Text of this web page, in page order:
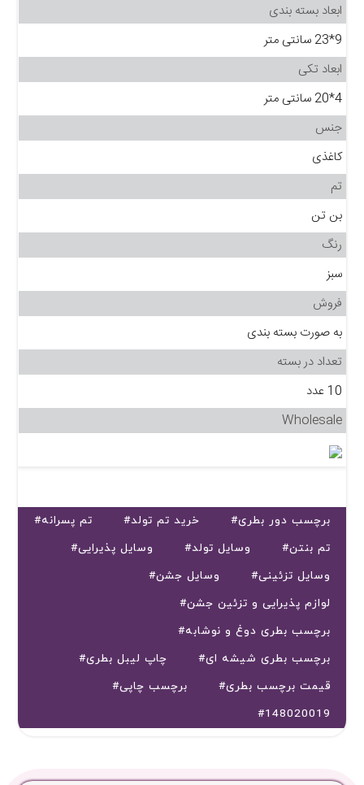
ابعاد بسته بندی
9*23 سانتی متر
ابعاد تکی
4*20 سانتی متر
جنس
کاغذی
تم
بن تن
رنگ
سبز
فروش
به صورت بسته بندی
تعداد در بسته
10 عدد
Wholesale
#برچسب دور بطری #خرید تم تولد
#تم پسرانه
#تم بنتن
#وسایل تولد
#وسایل پذیرایی
#وسایل تزئینی
#وسایل جشن
#لوازم پذیرایی و تزئین جشن
#برچسب بطری دوغ و نوشابه
#برچسب بطری شیشه ای
#چاپ لیبل بطری
#قیمت برچسب بطری
#برچسب چاپی
#148020019